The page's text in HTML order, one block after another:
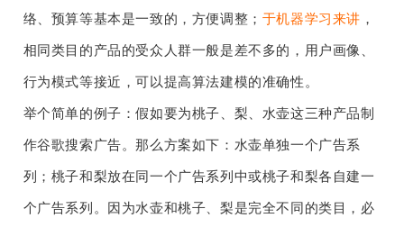
络、预算等基本是一致的，方便调整； 于机器学习来讲 ，
相同类目的产品的受众人群一般是差不多的，用户画像、
行为模式等接近，可以提高算法建模的准确性。
举个简单的例子：假如要为桃子、梨、水壶这三种产品制
作谷歌搜索广告。那么方案如下：水壶单独一个广告系
列；桃子和梨放在同一个广告系列中或桃子和梨各自建一
个广告系列。因为水壶和桃子、梨是完全不同的类目，必